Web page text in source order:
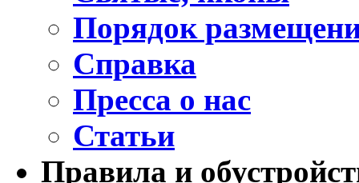
Порядок
Справка
Пресса о нас
Статьи
Правила и